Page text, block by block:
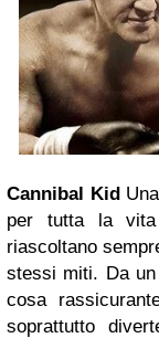
Cannibal Kid
per tutta la vita
riascoltano
stessi miti. Da
cosa
soprattutto